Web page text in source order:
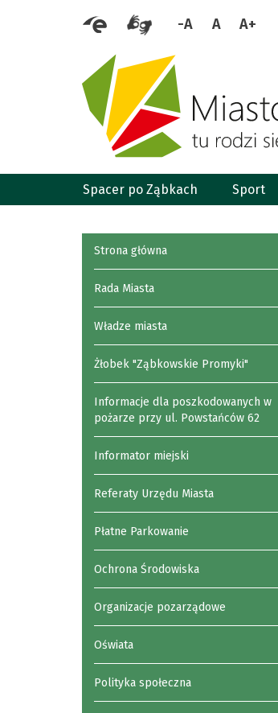
-A A A+
Spacer po Ząbkach Sport
Strona główna
Rada Miasta
Władze miasta
Żłobek "Ząbkowskie Promyki"
Informacje dla poszkodowanych w
pożarze przy ul. Powstańców 62
Informator miejski
Referaty Urzędu Miasta
Płatne Parkowanie
Ochrona Środowiska
Organizacje pozarządowe
Oświata
Polityka społeczna